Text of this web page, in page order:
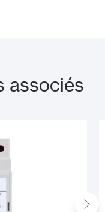
associés